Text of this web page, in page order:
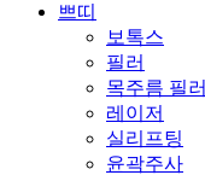
쁘띠
보톡스
필러
목주름 필러
레이저
실리프팅
윤곽주사